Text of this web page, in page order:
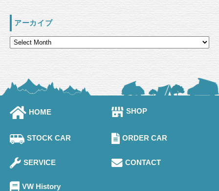
アーカイブ
HOME SHOP
STOCK CAR ORDER CAR
SERVICE CONTACT
VW History